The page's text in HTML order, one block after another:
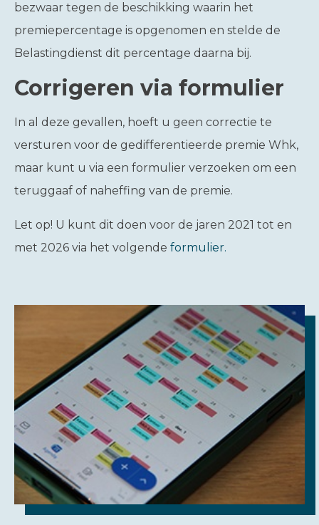
bezwaar tegen de beschikking waarin het
premiepercentage is opgenomen en stelde de
Belastingdienst dit percentage daarna bij.
Corrigeren via formulier
In al deze gevallen, hoeft u geen correctie te
versturen voor de gedifferentieerde premie Whk,
maar kunt u via een formulier verzoeken om een
teruggaaf of naheffing van de premie.
Let op! U kunt dit doen voor de jaren 2021 tot en
met 2026 via het volgende formulier.